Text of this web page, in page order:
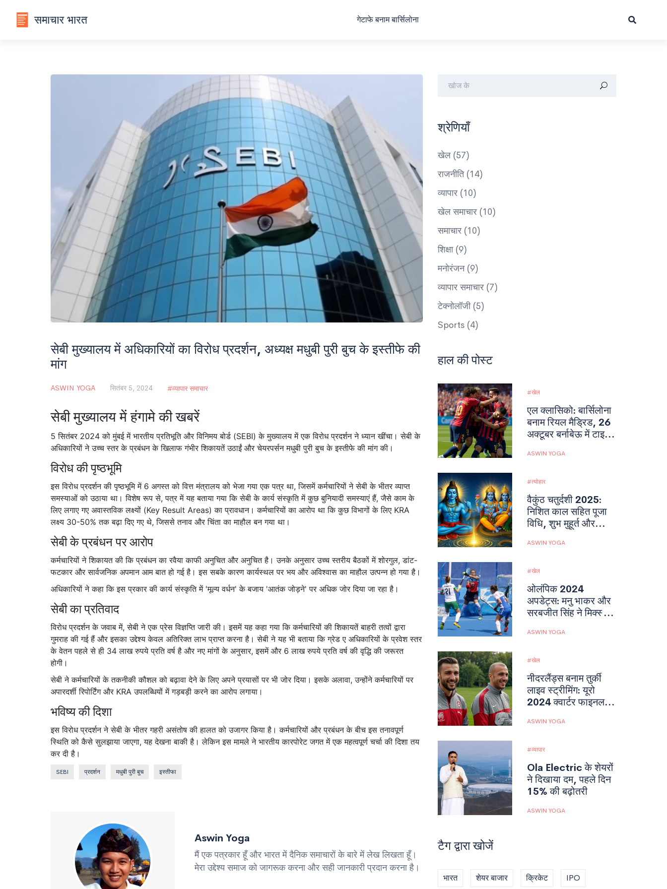
गेटाफे बनाम बार्सिलोना
सेबी मुख्यालय में अधिकारियों का विरोध प्रदर्शन, अध्यक्ष मधुबी पुरी बुच के इस्तीफे की
मांग
ASWIN YOGA सितंबर 5, 2024 व्यापार समाचार
सेबी मुख्यालय में हंगामे की खबरें
5 सितंबर 2024 को मुंबई में भारतीय प्रतिभूति और विनिमय बोर्ड (SEBI) के मुख्यालय में एक विरोध प्रदर्शन ने ध्यान खींचा। सेबी के
अधिकारियों ने उच्च स्तर के प्रबंधन के खिलाफ गंभीर शिकायतें उठाईं और चेयरपर्सन मधुबी पुरी बुच के इस्तीफे की मांग की।
विरोध की पृष्ठभूमि
इस विरोध प्रदर्शन की पृष्ठभूमि में 6 अगस्त को वित्त मंत्रालय को भेजा गया एक पत्र था, जिसमें कर्मचारियों ने सेबी के भीतर व्याप्त
समस्याओं को उठाया था। विशेष रूप से, पत्र में यह बताया गया कि सेबी के कार्य संस्कृति में कुछ बुनियादी समस्याएं हैं, जैसे काम के
लिए लगाए गए अवास्तविक लक्ष्यों (Key Result Areas) का प्रावधान। कर्मचारियों का आरोप था कि कुछ विभागों के लिए KRA
लक्ष्य 30-50% तक बढ़ा दिए गए थे, जिससे तनाव और चिंता का माहौल बन गया था।
सेबी के प्रबंधन पर आरोप
कर्मचारियों ने शिकायत की कि प्रबंधन का रवैया काफी अनुचित और अनुचित है। उनके अनुसार उच्च स्तरीय बैठकों में शोरगुल, डांट-
फटकार और सार्वजनिक अपमान आम बात हो गई है। इस सबके कारण कार्यस्थल पर भय और अविश्वास का माहौल उत्पन्न हो गया है।
अधिकारियों ने कहा कि इस प्रकार की कार्य संस्कृति में 'मूल्य वर्धन' के बजाय 'आतंक जोड़ने' पर अधिक जोर दिया जा रहा है।
सेबी का प्रतिवाद
विरोध प्रदर्शन के जवाब में, सेबी ने एक प्रेस विज्ञप्ति जारी की। इसमें यह कहा गया कि कर्मचारियों की शिकायतें बाहरी तत्वों द्वारा
गुमराह की गई हैं और इसका उद्देश्य केवल अतिरिक्त लाभ प्राप्त करना है। सेबी ने यह भी बताया कि ग्रेड ए अधिकारियों के प्रवेश स्तर
के वेतन पहले से ही 34 लाख रुपये प्रति वर्ष है और नए मांगों के अनुसार, इसमें और 6 लाख रुपये प्रति वर्ष की वृद्धि की जरूरत
होगी।
सेबी ने कर्मचारियों के तकनीकी कौशल को बढ़ावा देने के लिए अपने प्रयासों पर भी जोर दिया। इसके अलावा, उन्होंने कर्मचारियों पर
अपारदर्शी रिपोर्टिंग और KRA उपलब्धियों में गड़बड़ी करने का आरोप लगाया।
भविष्य की दिशा
इस विरोध प्रदर्शन ने सेबी के भीतर गहरी असंतोष की हालत को उजागर किया है। कर्मचारियों और प्रबंधन के बीच इस तनावपूर्ण
स्थिति को कैसे सुलझाया जाएगा, यह देखना बाकी है। लेकिन इस मामले ने भारतीय कारपोरेट जगत में एक महत्वपूर्ण चर्चा की दिशा तय
कर दी है।
SEBI प्रदर्शन मधुबी पुरी बुच इस्तीफा
Aswin Yoga
मैं एक पत्रकार हूँ और भारत में दैनिक समाचारों के बारे में लेख लिखता हूँ।
मेरा उद्देश्य समाज को जागरूक करना और सही जानकारी प्रदान करना है।
श्रेणियाँ
खेल (57)
राजनीति (14)
व्यापार (10)
खेल समाचार (10)
समाचार (10)
शिक्षा (9)
मनोरंजन (9)
व्यापार समाचार (7)
टेक्नोलॉजी (5)
Sports (4)
हाल की पोस्ट
खेल
एल क्लासिको: बार्सिलोना
बनाम रियल मैड्रिड, 26
अक्टूबर बर्नाबेऊ में टाइटल
ASWIN YOGA
त्योहार
वैकुंठ चतुर्दशी 2025:
निशित काल सहित पूजा
विधि, शुभ मुहूर्त और
ASWIN YOGA
खेल
ओलंपिक 2024
अपडेट्स: मनु भाकर और
सरबजीत सिंह ने मिक्स्ड
पिस्टल में कांस्य पदक
ASWIN YOGA
खेल
नीदरलैंड्स बनाम तुर्की
लाइव स्ट्रीमिंग: यूरो
2024 क्वार्टर फाइनल
और कहाँ देखें
ASWIN YOGA
व्यापार
Ola Electric के शेयरों
ने दिखाया दम, पहले दिन
15% की बढ़ोतरी
ASWIN YOGA
टैग द्वारा खोजें
भारत शेयर बाजार क्रिकेट IPO